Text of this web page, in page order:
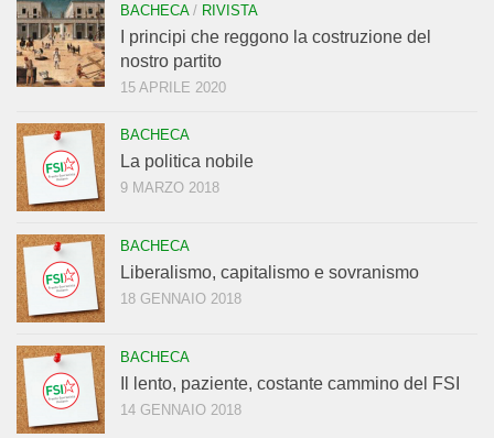
BACHECA/ RIVISTA
I principi che reggono la costruzione del
nostro partito
15 APRILE 2020
BACHECA
La politica nobile
9 MARZO 2018
BACHECA
Liberalismo, capitalismo e sovranismo
18 GENNAIO 2018
BACHECA
Il lento, paziente, costante cammino del FSI
14 GENNAIO 2018